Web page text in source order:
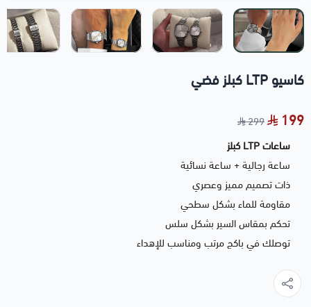
كاسيو LTP كبلز فضي
199
299
ساعات LTP كبلز
ساعة رجالية + ساعة نسائية
ذات تصميم مميز وعصري
مقاومة للماء بشكل سطحي
تحكم بمقاس السير بشكل سلس
توصلك في باكج مرتب ومناسب للإهداء